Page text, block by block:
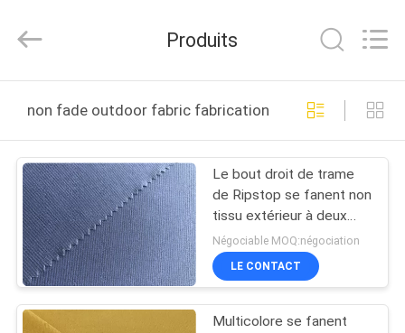
MAISON
PRODUITS
AU
SUJET
DE
NOUS
Textile
Co.,Ltd.
Reserved.
Produits
non fade outdoor fabric fabrication en ligne
Le bout droit de trame
de Ripstop se fanent non
tissu extérieur à deux
tons recherchent l'usage
de ski
Négociable MOQ:négociation
LE CONTACT
Multicolore se fanent